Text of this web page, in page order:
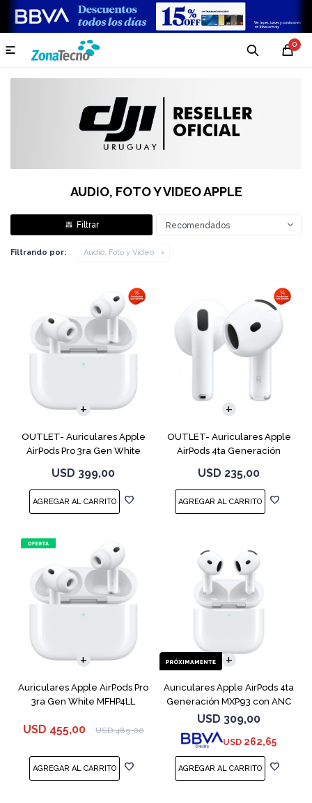
0

AUDIO, FOTO Y VIDEO APPLE
Recomendados
Filtrando por: Audio, Foto y Video
OUTLET- Auriculares Apple
AirPods Pro 3ra Gen White
USD 399,00
OUTLET- Auriculares Apple
AirPods 4ta Generación
USD 235,00
Auriculares Apple AirPods Pro
3ra Gen White MFHP4LL
USD 455,00 USD 489,00
Auriculares Apple AirPods 4ta
Generación MXP93 con ANC
USD 309,00
USD 262,65